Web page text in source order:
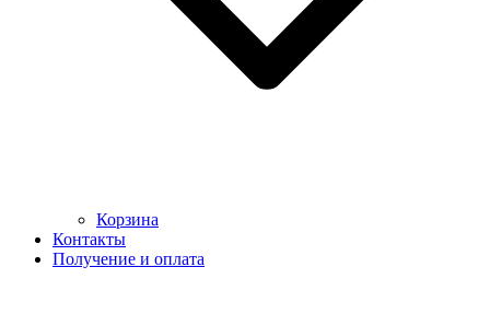
Корзина
Контакты
Получение и оплата